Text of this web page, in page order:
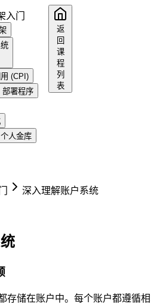
入门
(CPI)
部署程序
人金库
返
回
课
程
列
表
深入理解账户系统
存储在账户中。每个账户都遵循相